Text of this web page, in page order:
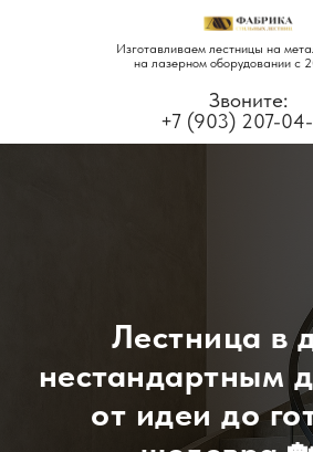
+7 (903) 207-
Звоните:
Изготавливаем лестницы на
на лазерном оборудовании с
Лестница в
нестандартным
от идеи до